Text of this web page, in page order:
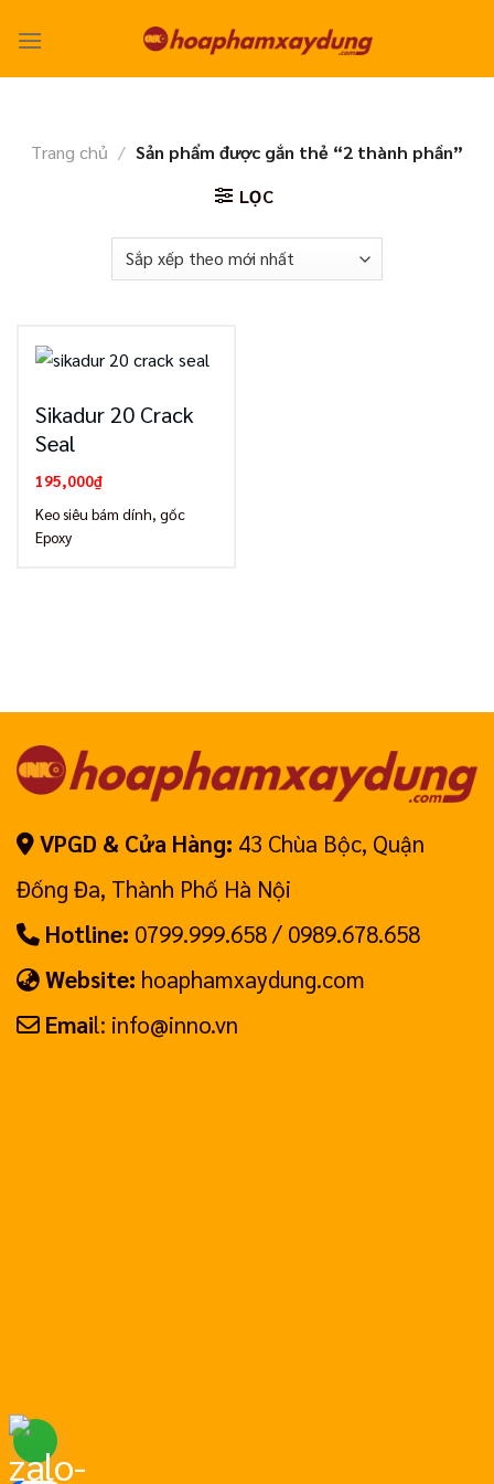
Trang chủ / Sản phẩm được gắn thẻ “2 thành phần”
LỌC
Sikadur 20 Crack
Seal
195,000₫
Keo siêu bám dính, gốc
Epoxy
VPGD & Cửa Hàng: 43 Chùa Bộc, Quận
Đống Đa, Thành Phố Hà Nội
Hotline: 0799.999.658 / 0989.678.658
Website: hoaphamxaydung.com
Email: info@inno.vn
Hotline: 0799.999.658